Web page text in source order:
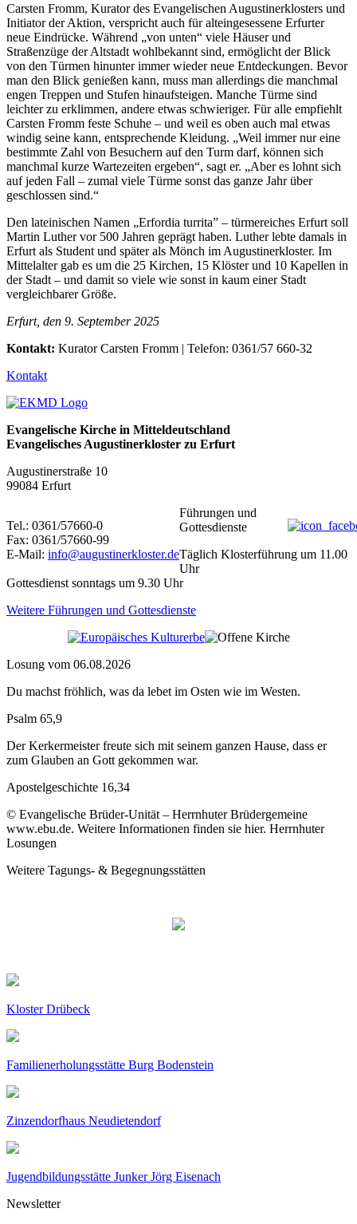
Carsten Fromm, Kurator des Evangelischen Augustinerklosters und
Initiator der Aktion, verspricht auch für alteingesessene Erfurter
neue Eindrücke. Während „von unten“ viele Häuser und
Straßenzüge der Altstadt wohlbekannt sind, ermöglicht der Blick
von den Türmen hinunter immer wieder neue Entdeckungen. Bevor
man den Blick genießen kann, muss man allerdings die manchmal
engen Treppen und Stufen hinaufsteigen. Manche Türme sind
leichter zu erklimmen, andere etwas schwieriger. Für alle empfiehlt
Carsten Fromm feste Schuhe – und weil es oben auch mal etwas
windig seine kann, entsprechende Kleidung. „Weil immer nur eine
bestimmte Zahl von Besuchern auf den Turm darf, können sich
manchmal kurze Wartezeiten ergeben“, sagt er. „Aber es lohnt sich
auf jeden Fall – zumal viele Türme sonst das ganze Jahr über
geschlossen sind.“
Den lateinischen Namen „Erfordia turrita” – türmereiches Erfurt soll
Martin Luther vor 500 Jahren geprägt haben. Luther lebte damals in
Erfurt als Student und später als Mönch im Augustinerkloster. Im
Mittelalter gab es um die 25 Kirchen, 15 Klöster und 10 Kapellen in
der Stadt – und damit so viele wie sonst in kaum einer Stadt
vergleichbarer Größe.
Erfurt, den 9. September 2025
Kontakt: Kurator Carsten Fromm | Telefon: 0361/57 660-32
Kontakt
Evangelische Kirche in Mitteldeutschland
Evangelisches Augustinerkloster zu Erfurt
Augustinerstraße 10
99084 Erfurt
Tel.: 0361/57660-0
Fax: 0361/57660-99
E-Mail: info@augustinerkloster.de
Führungen und
Gottesdienste
Täglich Klosterführung um 11.00
Uhr
Gottesdienst sonntags um 9.30 Uhr
Weitere Führungen und Gottesdienste
Losung vom 06.08.2026
Du machst fröhlich, was da lebet im Osten wie im Westen.
Psalm 65,9
Der Kerkermeister freute sich mit seinem ganzen Hause, dass er
zum Glauben an Gott gekommen war.
Apostelgeschichte 16,34
© Evangelische Brüder-Unität – Herrnhuter Brüdergemeine
www.ebu.de. Weitere Informationen finden sie hier. Herrnhuter
Losungen
Weitere Tagungs- & Begegnungsstätten
Kloster Drübeck
Familienerholungsstätte Burg Bodenstein
Zinzendorfhaus Neudietendorf
Jugendbildungsstätte Junker Jörg Eisenach
Newsletter